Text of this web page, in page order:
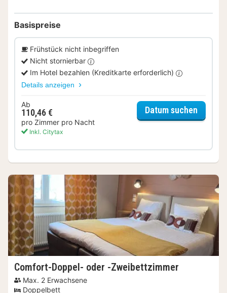
Basispreise
Frühstück nicht inbegriffen
Nicht stornierbar
Im Hotel bezahlen (Kreditkarte erforderlich)
Details anzeigen
Ab
110,46 €
pro Zimmer pro Nacht
Inkl. Citytax
Datum suchen
Comfort-Doppel- oder -Zweibettzimmer
Max. 2 Erwachsene
Doppelbett